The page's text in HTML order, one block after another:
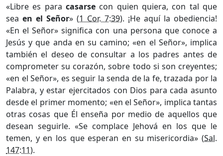
«Libre es para casarse con quien quiera, con tal que
sea en el Señor» (1 Cor. 7:39). ¡He aquí la obediencia!
«En el Señor» significa con una persona que conoce a
Jesús y que anda en su camino; «en el Señor», implica
también el deseo de consultar a los padres antes de
comprometer su corazón, sobre todo si son creyentes;
«en el Señor», es seguir la senda de la fe, trazada por la
Palabra, y estar ejercitados con Dios para cada asunto
desde el primer momento; «en el Señor», implica tantas
otras cosas que Él enseña por medio de aquellos que
desean seguirle. «Se complace Jehová en los que le
temen, y en los que esperan en su misericordia» (Sal.
147:11).